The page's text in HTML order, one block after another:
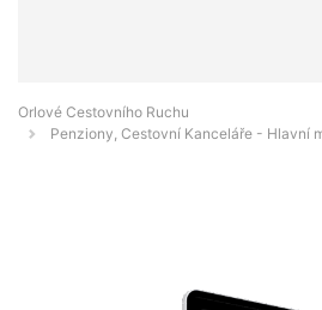
Orlové Cestovního Ruchu
Penziony, Cestovní Kanceláře - Hlavní